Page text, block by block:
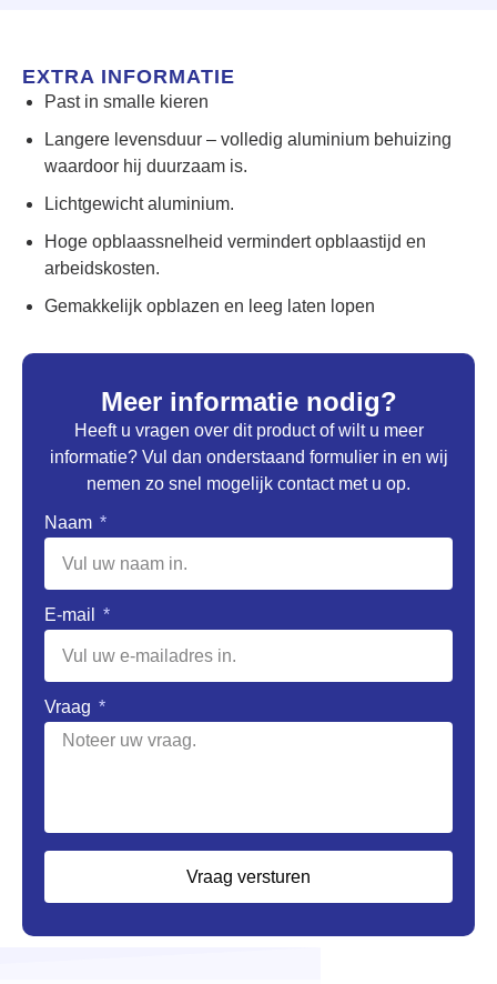
Meer informatie nodig?
Heeft u vragen over dit product of wilt u meer
informatie? Vul dan onderstaand formulier in en wij
nemen zo snel mogelijk contact met u op.
Naam
E-mail
Vraag
Vraag versturen
EXTRA INFORMATIE
Past in smalle kieren
Langere levensduur – volledig aluminium behuizing
waardoor hij duurzaam is.
Lichtgewicht aluminium.
Hoge opblaassnelheid vermindert opblaastijd en
arbeidskosten.
Gemakkelijk opblazen en leeg laten lopen